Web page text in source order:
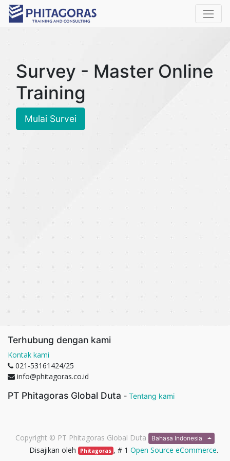
Survey - Master Online
Training
Mulai Survei
Terhubung dengan kami
Kontak kami
021-53161424/25
info@phitagoras.co.id
PT Phitagoras Global Duta - Tentang kami
Copyright © PT Phitagoras Global Duta Bahasa Indonesia
Disajikan oleh Phitagoras , # 1 Open Source eCommerce.